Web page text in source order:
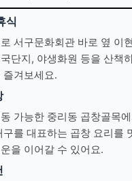
식
서구문화회관 바로 옆 이
단지, 야생화원 등을 산책
즐겨보세요.
가능한 중리동 곱창골목
구를 대표하는 곱창 요리를
을 이어갈 수 있어요.